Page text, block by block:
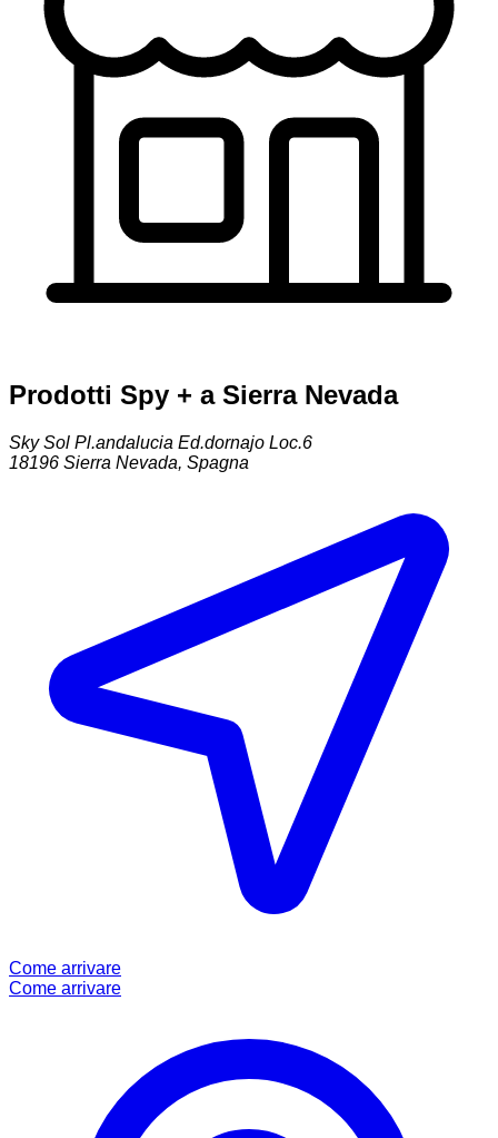
Prodotti Spy + a Sierra Nevada
Sky Sol Pl.andalucia Ed.dornajo Loc.6
18196 Sierra Nevada, Spagna
Come arrivare
Come arrivare